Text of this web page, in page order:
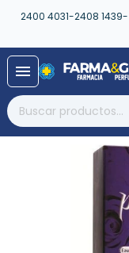
2400 4031-2408
menu